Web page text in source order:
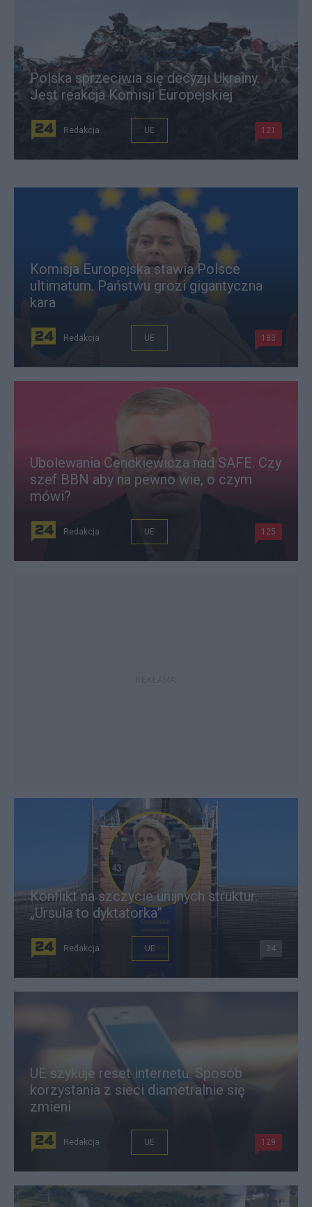
Polska sprzeciwia się decyzji Ukrainy.
Jest reakcja Komisji Europejskiej
Redakcja UE 121
Komisja Europejska stawia Polsce
ultimatum. Państwu grozi gigantyczna
kara
Redakcja UE 183
Ubolewania Cenckiewicza nad SAFE. Czy
szef BBN aby na pewno wie, o czym
mówi?
Redakcja UE 125
Konflikt na szczycie unijnych struktur.
„Ursula to dyktatorka”
Redakcja UE 24
UE szykuje reset internetu. Sposób
korzystania z sieci diametralnie się
zmieni
Redakcja UE 129